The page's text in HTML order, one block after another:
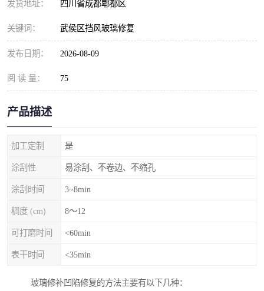
发货地址： 四川省成都郫都区
关键词： 武侯区挡风玻璃修复
发布日期： 2026-08-09
阅 读 量： 75
产品描述
加工定制 是
涂刮性 易涂刮、不卷边、不缩孔
涂刮时间 3~8min
稠度 (cm) 8～12
可打磨时间 <60min
表干时间 <35min
玻璃修补凹陷修复的方法主要有以下几种：